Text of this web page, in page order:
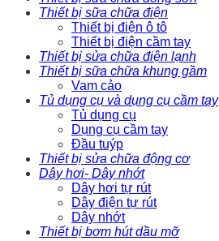
Thiết bị sữa chữa điện
Thiết bị điện ô tô
Thiết bị điện cầm tay
Thiết bị sửa chữa điện lạnh
Thiết bị sữa chữa khung gầm
Vam cảo
Tủ dụng cụ và dụng cụ cầm tay
Tủ dụng cụ
Dụng cụ cầm tay
Đầu tuýp
Thiết bị sửa chữa động cơ
Dây hơi- Dây nhớt
Dây hơi tự rút
Dây điện tự rút
Dây nhớt
Thiết bị bơm hút dầu mỡ